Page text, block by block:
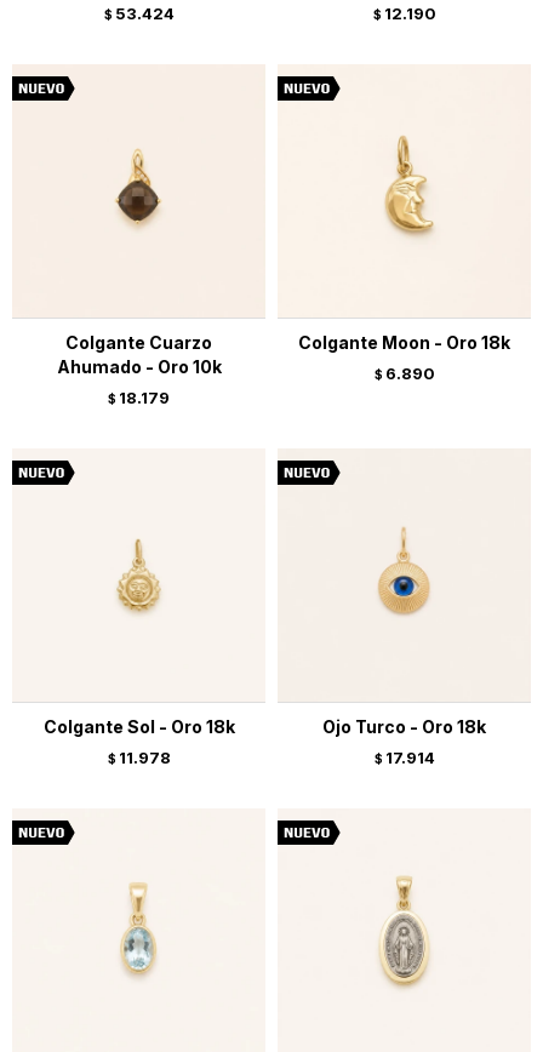
$ 53.424 $ 12.190
Colgante Cuarzo
Ahumado - Oro 10k
$ 18.179
Colgante Moon - Oro 18k
$ 6.890
Colgante Sol - Oro 18k
$ 11.978
Ojo Turco - Oro 18k
$ 17.914